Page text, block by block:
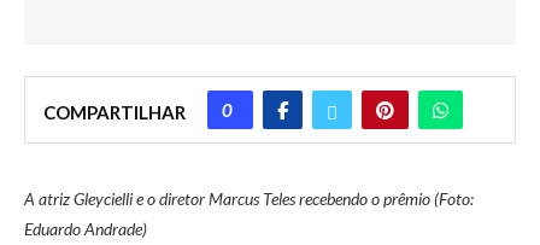
COMPARTILHAR 0
A atriz Gleycielli e o diretor Marcus Teles recebendo o prêmio (Foto:
Eduardo Andrade)